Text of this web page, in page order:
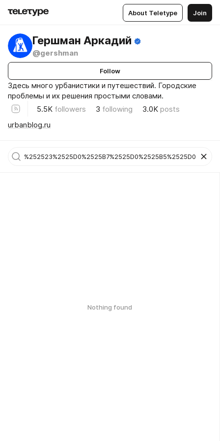
About Teletype Join
Гершман Аркадий
@gershman
Follow
Здесь много урбанистики и путешествий. Городские
проблемы и их решения простыми словами.
5.5K followers 3 following 3.0K posts
urbanblog.ru
Nothing found